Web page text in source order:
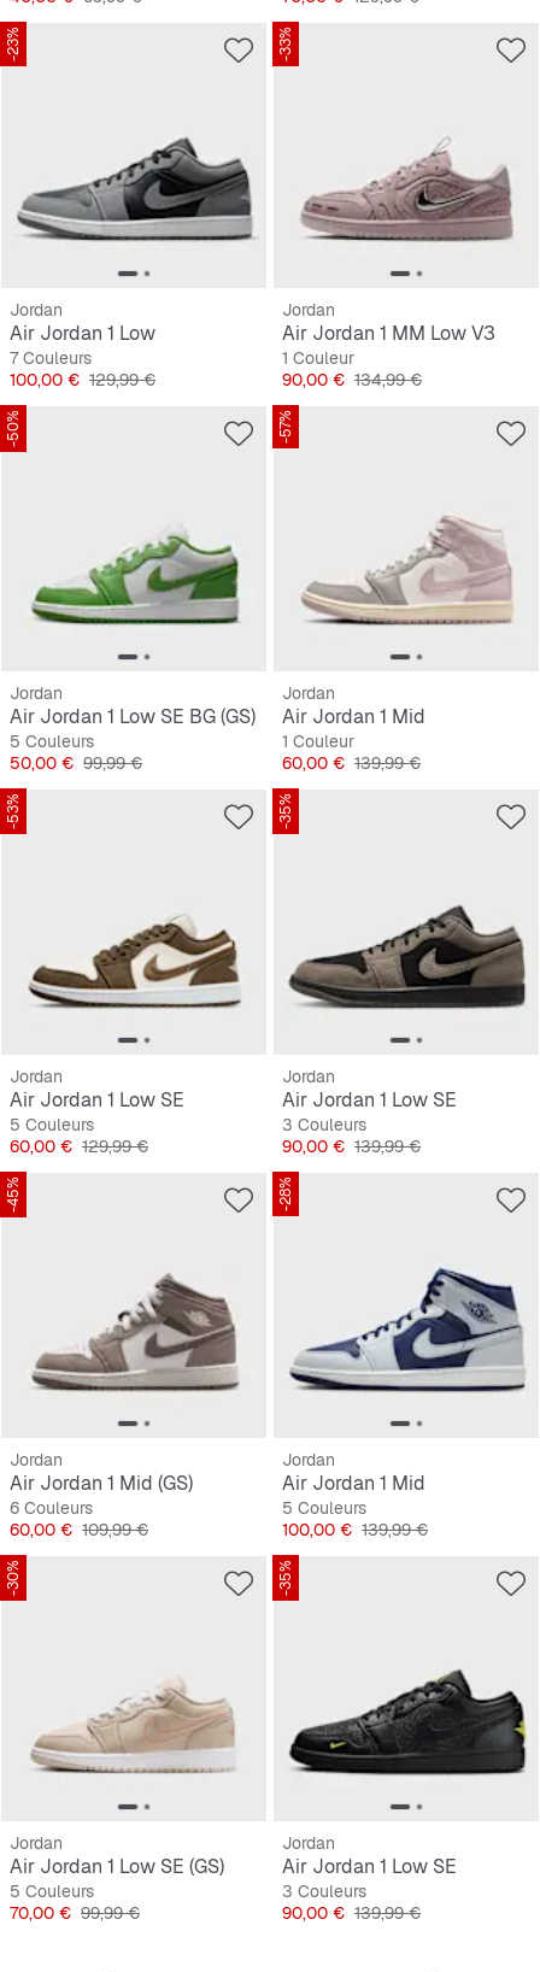
-23%
Jordan
Air Jordan 1 Low
7 Couleurs
Prix
100,00 € Prix original
129,99 €
-33%
Jordan
Air Jordan 1 MM Low V3
1 Couleur
Prix
90,00 € Prix original
134,99 €
-50%
Jordan
Air Jordan 1 Low SE BG (GS)
5 Couleurs
Prix
50,00 € Prix original
99,99 €
-57%
Jordan
Air Jordan 1 Mid
1 Couleur
Prix
60,00 € Prix original
139,99 €
-53%
Jordan
Air Jordan 1 Low SE
5 Couleurs
Prix
60,00 € Prix original
129,99 €
-35%
Jordan
Air Jordan 1 Low SE
3 Couleurs
Prix
90,00 € Prix original
139,99 €
-45%
Jordan
Air Jordan 1 Mid (GS)
6 Couleurs
Prix
60,00 € Prix original
109,99 €
-28%
Jordan
Air Jordan 1 Mid
5 Couleurs
Prix
100,00 € Prix original
139,99 €
-30%
Jordan
Air Jordan 1 Low SE (GS)
5 Couleurs
Prix
70,00 € Prix original
99,99 €
-35%
Jordan
Air Jordan 1 Low SE
3 Couleurs
Prix
90,00 € Prix original
139,99 €